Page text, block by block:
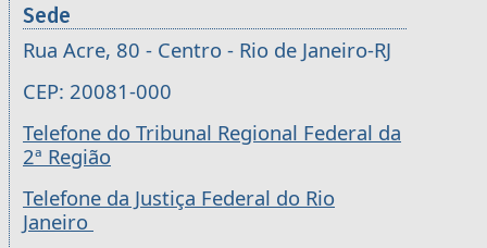
Sede
Rua Acre, 80 - Centro - Rio de Janeiro-RJ
CEP: 20081-000
Telefone do Tribunal Regional Federal da
2ª Região
Telefone da Justiça Federal do Rio
Janeiro